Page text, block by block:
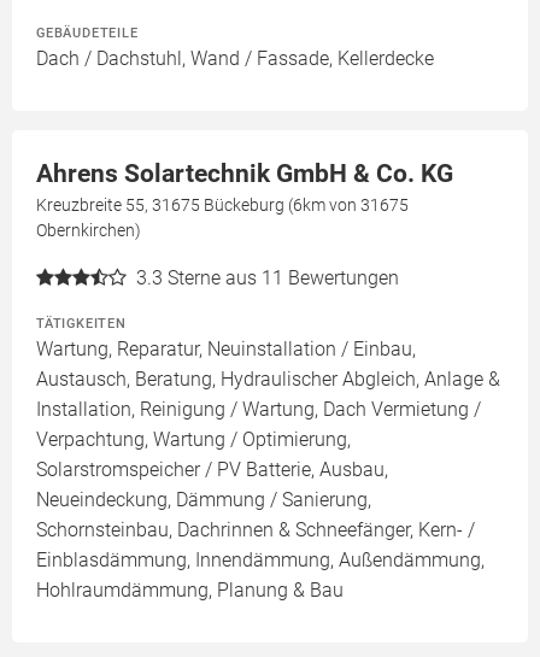
GEBÄUDETEILE
Dach / Dachstuhl, Wand / Fassade, Kellerdecke
Ahrens Solartechnik GmbH & Co. KG
Kreuzbreite 55, 31675 Bückeburg (6km von 31675
Obernkirchen)
3.3 Sterne aus 11 Bewertungen
TÄTIGKEITEN
Wartung, Reparatur, Neuinstallation / Einbau,
Austausch, Beratung, Hydraulischer Abgleich, Anlage &
Installation, Reinigung / Wartung, Dach Vermietung /
Verpachtung, Wartung / Optimierung,
Solarstromspeicher / PV Batterie, Ausbau,
Neueindeckung, Dämmung / Sanierung,
Schornsteinbau, Dachrinnen & Schneefänger, Kern- /
Einblasdämmung, Innendämmung, Außendämmung,
Hohlraumdämmung, Planung & Bau